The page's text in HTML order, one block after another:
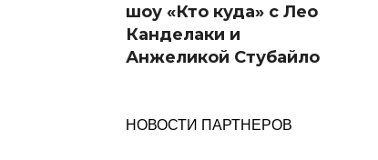
шоу «Кто куда» с Лео
Канделаки и
Анжеликой Стубайло
НОВОСТИ ПАРТНЕРОВ